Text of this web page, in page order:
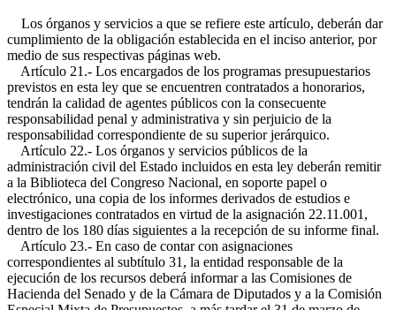
Los órganos y servicios a que se refiere este artículo, deberán dar
cumplimiento de la obligación establecida en el inciso anterior, por
medio de sus respectivas páginas web.
Artículo 21.- Los encargados de los programas presupuestarios
previstos en esta ley que se encuentren contratados a honorarios,
tendrán la calidad de agentes públicos con la consecuente
responsabilidad penal y administrativa y sin perjuicio de la
responsabilidad correspondiente de su superior jerárquico.
Artículo 22.- Los órganos y servicios públicos de la
administración civil del Estado incluidos en esta ley deberán remitir
a la Biblioteca del Congreso Nacional, en soporte papel o
electrónico, una copia de los informes derivados de estudios e
investigaciones contratados en virtud de la asignación 22.11.001,
dentro de los 180 días siguientes a la recepción de su informe final.
Artículo 23.- En caso de contar con asignaciones
correspondientes al subtítulo 31, la entidad responsable de la
ejecución de los recursos deberá informar a las Comisiones de
Hacienda del Senado y de la Cámara de Diputados y a la Comisión